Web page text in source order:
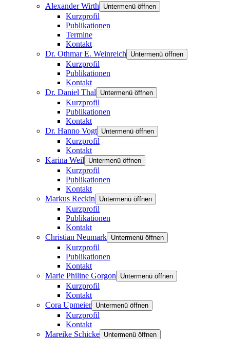
Alexander Wirth
Untermenü öffnen
Kurzprofil
Publikationen
Termine
Kontakt
Dr. Othmar E. Weinreich
Untermenü öffnen
Kurzprofil
Publikationen
Kontakt
Dr. Daniel Thal
Untermenü öffnen
Kurzprofil
Publikationen
Kontakt
Dr. Hanno Vogt Untermenü öffnen
Kurzprofil
Kontakt
Karina Weil
Untermenü öffnen
Kurzprofil
Publikationen
Kontakt
Markus Reckin
Untermenü öffnen
Kurzprofil
Publikationen
Kontakt
Christian Neumark Untermenü öffnen
Kurzprofil
Publikationen
Kontakt
Marie Philine Gorgon
Untermenü öffnen
Kurzprofil
Kontakt
Cora Upmeier Untermenü öffnen
Kurzprofil
Kontakt
Mareike Schicke Untermenü öffnen